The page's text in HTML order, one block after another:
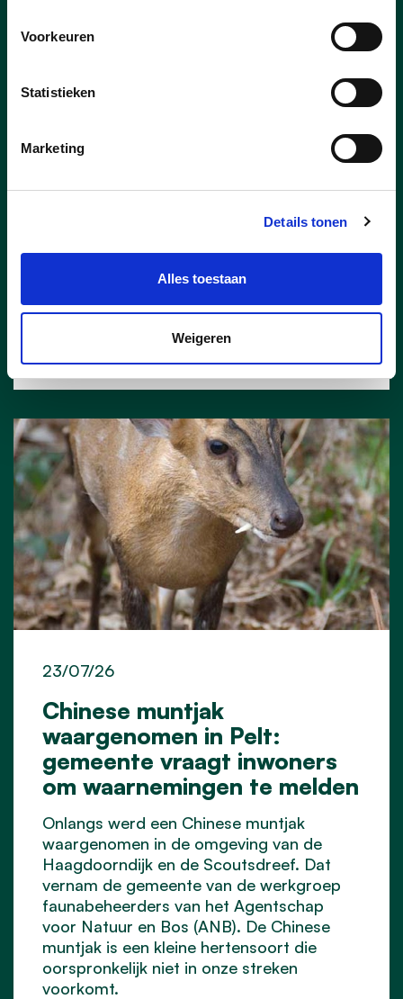
Voorkeuren
Statistieken
Marketing
Details tonen
Alles toestaan
Weigeren
Pelt scoort in Vlaamse top-
15 voor 11.11.11
gemeente op de vijftiende plaats in
opvallend sterk: met 1,28 euro per
lees meer
Chinese muntjak
waargenomen in Pelt:
gemeente vraagt inwoners
om waarnemingen te melden
23/07/26
Onlangs werd een Chinese muntjak
waargenomen in de omgeving van de
Haagdoorndijk en de Scoutsdreef. Dat
vernam de gemeente van de werkgroep
faunabeheerders van het Agentschap
voor Natuur en Bos (ANB). De Chinese
muntjak is een kleine hertensoort die
oorspronkelijk niet in onze streken
voorkomt.